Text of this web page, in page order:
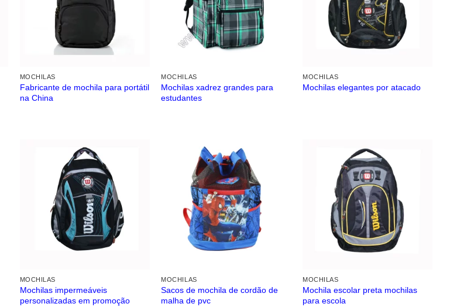
MOCHILAS
Fabricante de mochila para portátil
na China
MOCHILAS
Mochilas xadrez grandes para
estudantes
MOCHILAS
Mochilas elegantes por atacado
MOCHILAS
Mochilas impermeáveis ​​
personalizadas em promoção
MOCHILAS
Sacos de mochila de cordão de
malha de pvc
MOCHILAS
Mochila escolar preta mochilas
para escola